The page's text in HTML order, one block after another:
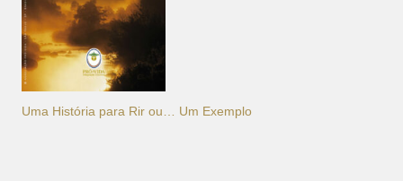
Uma História para Rir ou… Um Exemplo